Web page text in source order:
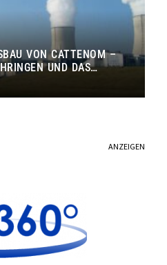
VON CATTENOM –
UND DAS
ANZEIGEN